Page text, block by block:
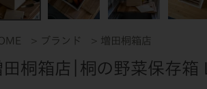
ブランド 増田桐箱店
田桐箱店｜桐の野菜保存箱 L